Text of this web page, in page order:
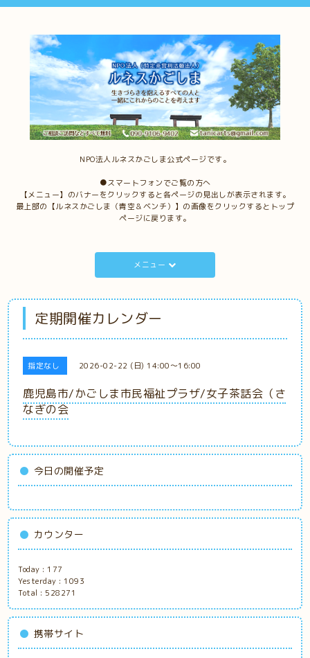
NPO法人ルネスかごしま公式ページです。
●スマートフォンでご覧の方へ
【メニュー】のバナーをクリックすると各ページの見出しが表示されます。
最上部の【ルネスかごしま（青空＆ベンチ）】の画像をクリックするとトップ
ページに戻ります。
メニュー
定期開催カレンダー
指定なし 2026-02-22 (日) 14:00～16:00
鹿児島市/かごしま市民福祉プラザ/女子茶話会（さ
なぎの会
今日の開催予定
カウンター
Today : 177
Yesterday : 1093
Total : 528271
携帯サイト